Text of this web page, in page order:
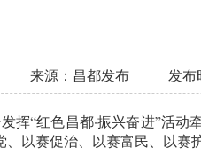
来源：昌都发布 发布
“红色昌都·振兴奋进”活动
、以赛促治、以赛富民、以赛